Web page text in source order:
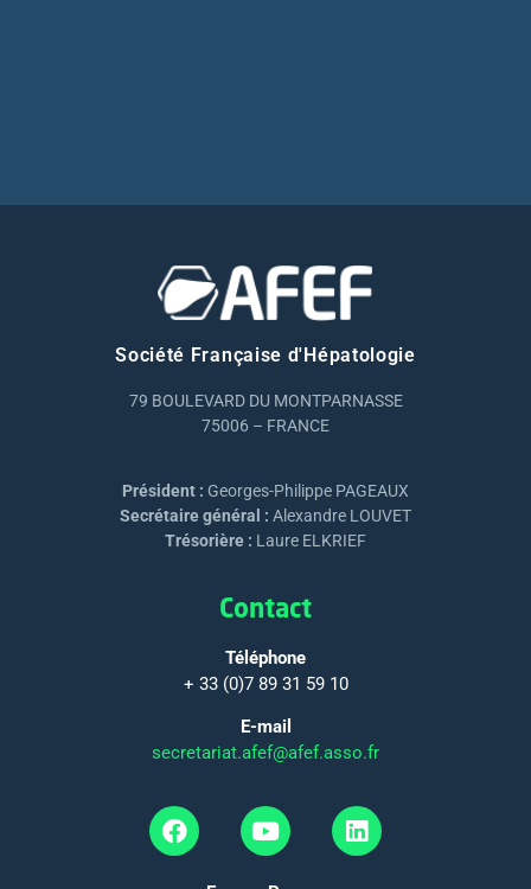
Société Française d'Hépatologie
79 BOULEVARD DU MONTPARNASSE
75006 – FRANCE
Président : Georges-Philippe PAGEAUX
Secrétaire général : Alexandre LOUVET
Trésorière : Laure ELKRIEF
Contact
Téléphone
+ 33 (0)7 89 31 59 10
E-mail
secretariat.afef@afef.asso.fr